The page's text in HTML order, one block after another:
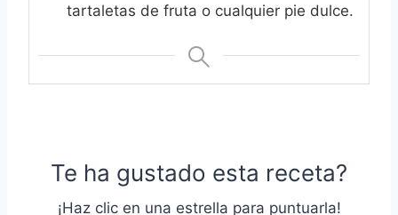
tartaletas de fruta o cualquier pie dulce.
Te ha gustado esta receta?
¡Haz clic en una estrella para puntuarla!